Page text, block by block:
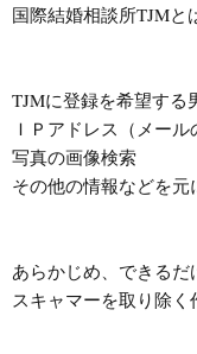
国際結婚相談所TJMと
TJMに登録を希望する
ＩＰアドレス（メール
写真の画像検索
その他の情報などを元
あらかじめ、できるだ
スキャマーを取り除く